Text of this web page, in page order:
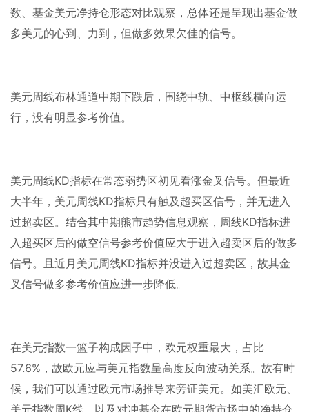
数、基金美元净持仓形态对比观察，总体还是呈现出基金做
多美元的心到、力到，但做多效果欠佳的信号。
美元周线布林通道中期下跌后，围绕中轨、中枢线横向运
行，没有明显参考价值。
美元周线KD指标在常态弱势区初见看涨金叉信号。但最近
大半年，美元周线KD指标只有触及超买区信号，并无进入
过超卖区。结合其中期熊市趋势信息观察，周线KD指标进
入超买区后的做空信号参考价值应大于进入超卖区后的做多
信号。且近月美元周线KD指标并没进入过超卖区，故其金
叉信号做多参考价值应进一步降低。
在美元指数一篮子构成因子中，欧元权重最大，占比
57.6% ，故欧元应与美元指数呈高度反向波动关系。故有时
候，我们可以通过欧元市场推导来旁证美元。如美汇欧元、